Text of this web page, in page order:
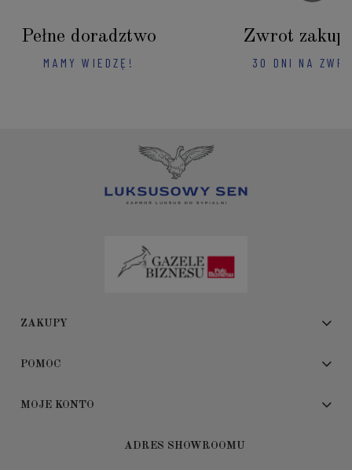
Pełne doradztwo
MAMY WIEDZĘ!
Zwrot
30 DNI NA
ZAKUPY
POMOC
MOJE KONTO
ADRES SHOWROOMU